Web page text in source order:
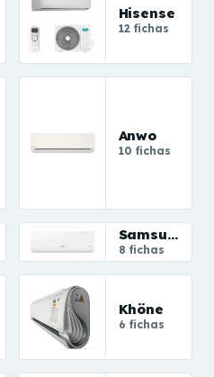
Hisense
12 fichas
Anwo
10 fichas
Samsung
8 fichas
Khöne
6 fichas